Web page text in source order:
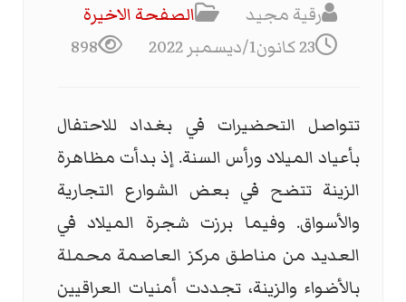
رقية مجيد
الصفحة الاخیرة
23 كانون1/ديسمبر 2022
898
تتواصل التحضيرات في بغداد للاحتفال
بأعياد الميلاد ورأس السنة. إذ بدأت مظاهرة
الزينة تتضح في بعض الشوارع التجارية
والأسواق. وفيما برزت شجرة الميلاد في
العديد من مناطق مركز العاصمة محملة
بالأضواء والزينة، تجددت أمنيات العراقيين